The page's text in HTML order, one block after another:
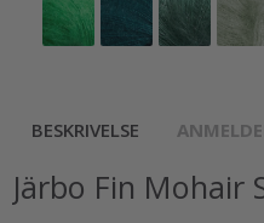
BESKRIVELSE
Järbo Fin Mohair